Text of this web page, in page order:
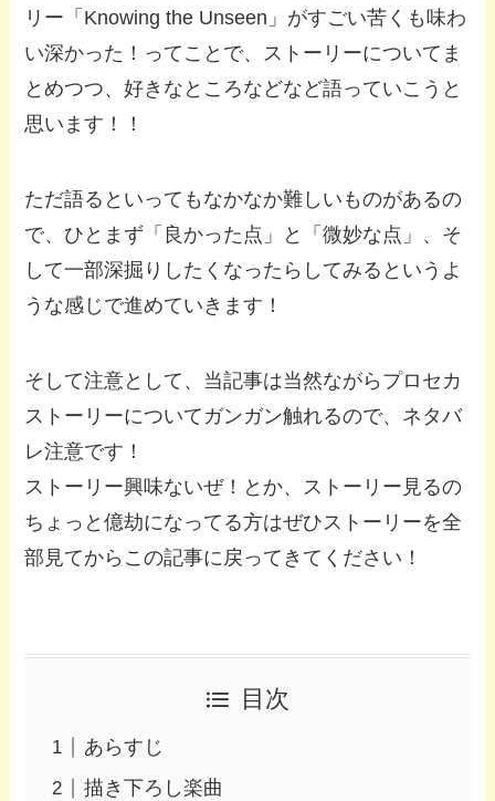
リー「Knowing the Unseen」がすごい苦くも味わ
い深かった！ってことで、ストーリーについてま
とめつつ、好きなところなどなど語っていこうと
思います！！
ただ語るといってもなかなか難しいものがあるの
で、ひとまず「良かった点」と「微妙な点」、そ
して一部深掘りしたくなったらしてみるというよ
うな感じで進めていきます！
そして注意として、当記事は当然ながらプロセカ
ストーリーについてガンガン触れるので、ネタバ
レ注意です！
ストーリー興味ないぜ！とか、ストーリー見るの
ちょっと億劫になってる方はぜひストーリーを全
部見てからこの記事に戻ってきてください！
目次
あらすじ
描き下ろし楽曲